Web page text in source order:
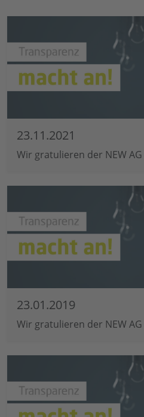
23.11.2021
Wir gratulieren der NEW
23.01.2019
Wir gratulieren der NEW